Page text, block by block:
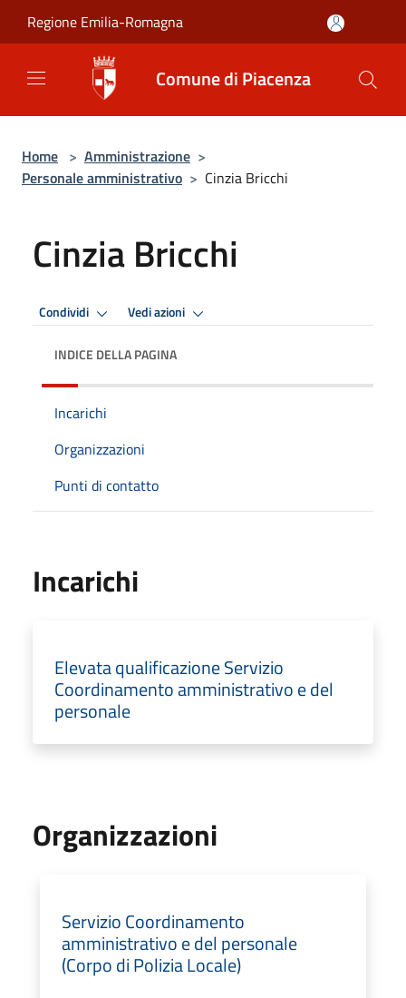
Regione Emilia-Romagna
Comune di Piacenza
Home > Amministrazione >
Personale amministrativo > Cinzia Bricchi
Cinzia Bricchi
Condividi Vedi azioni
INDICE DELLA PAGINA
Incarichi
Organizzazioni
Punti di contatto
Incarichi
Elevata qualificazione Servizio
Coordinamento amministrativo e del
personale
Organizzazioni
Servizio Coordinamento
amministrativo e del personale
(Corpo di Polizia Locale)